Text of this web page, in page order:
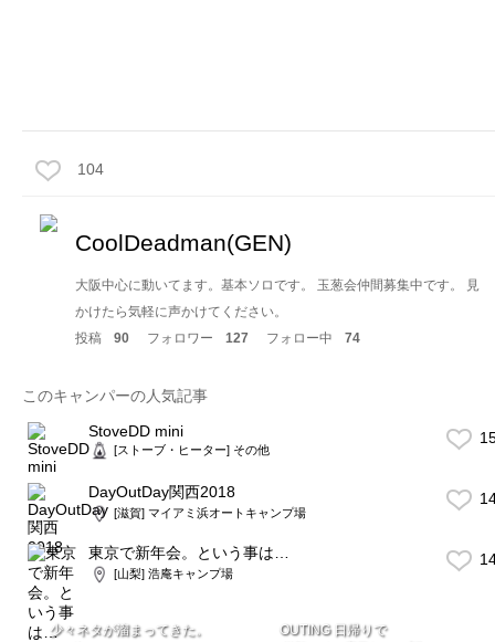
104
CoolDeadman(GEN)
大阪中心に動いてます。基本ソロです。 玉葱会仲間募集中です。 見
かけたら気軽に声かけてください。
投稿
90 フォロワー 127 フォロー中 74
このキャンパーの人気記事
StoveDD mini
[ストーブ・ヒーター] その他
DayOutDay関西2018
[滋賀] マイアミ浜オートキャンプ場
東京で新年会。という事は…
[山梨] 浩庵キャンプ場
少々ネタが溜まってきた。 OUTING 日帰りで